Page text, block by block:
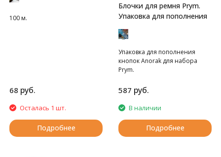
100 м.
68 руб.
Осталась 1 шт.
Подробнее
Блочки для ремня Prym.
Упаковка для пополнения
Упаковка для пополнения
кнопок Anorak для набора
Prym.
587 руб.
В наличии
Подробнее